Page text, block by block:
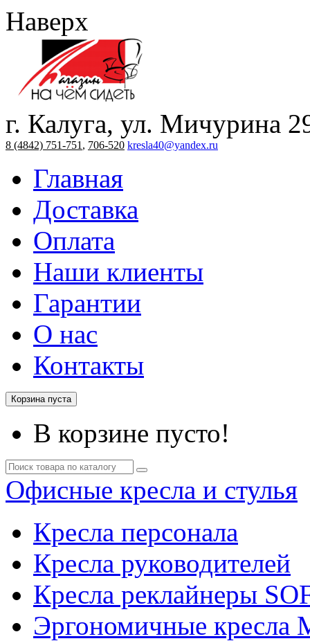
Наверх
г. Калуга, ул. Мичурина
8 (4842) 751-751 , 706-520 kresla40@yandex.ru
Главная
Доставка
Оплата
Наши клиенты
Гарантии
О нас
Контакты
Корзина пуста
В корзине пусто!
Офисные кресла и стулья
Кресла персонала
Кресла руководителей
Кресла реклайнеры
Эргономичные